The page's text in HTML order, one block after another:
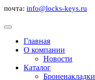
почта: info@locks-keys.ru
Главная
О компании
Новости
Каталог
Броненакладки